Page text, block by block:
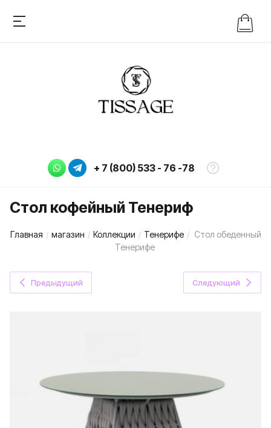
+ 7 (800) 533 - 76 -78
Стол кофейный Тенериф
Главная / магазин / Коллекции / Тенерифе / Стол обеденный
Тенерифе
Предыдущий Следующий